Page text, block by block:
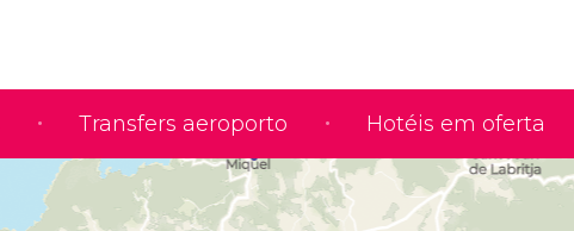
Transfers aeroporto Hotéis em oferta